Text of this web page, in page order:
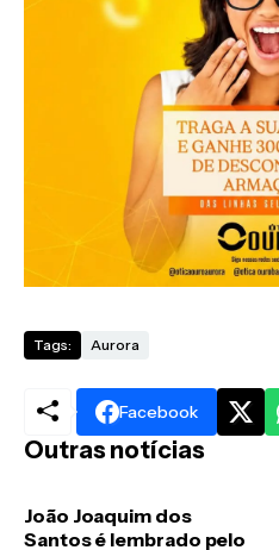
Tags: Aurora
Facebook
Outras notícias
João Joaquim dos
Santos é lembrado pelo